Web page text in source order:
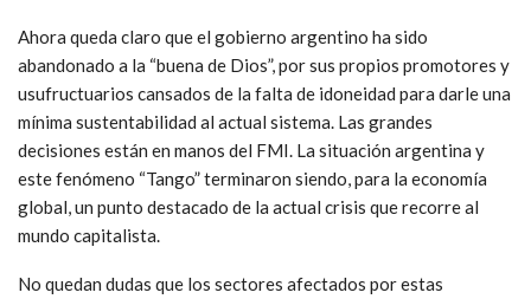
Ahora queda claro que el gobierno argentino ha sido
abandonado a la “buena de Dios”, por sus propios promotores y
usufructuarios cansados de la falta de idoneidad para darle una
mínima sustentabilidad al actual sistema. Las grandes
decisiones están en manos del FMI. La situación argentina y
este fenómeno “Tango” terminaron siendo, para la economía
global, un punto destacado de la actual crisis que recorre al
mundo capitalista.
No quedan dudas que los sectores afectados por estas